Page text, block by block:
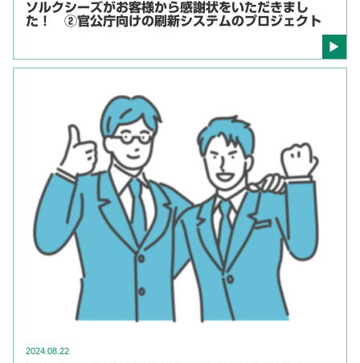
ソルクシーズがお客様から感謝状をいただきまし
た！ ②官公庁向けの刷新システムのプロジェクト
2024.08.22